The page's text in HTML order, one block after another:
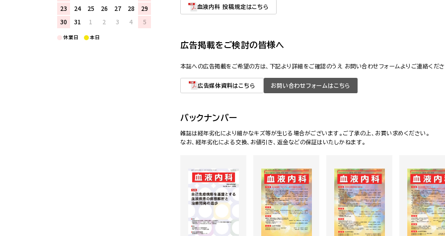
23
24 25 26 27 28
29
30
31 1 2 3 4 5
休業日 本日
血液内科 投稿規定はこちら
広告掲載をご検討の皆様へ
本誌への広告掲載をご希望の方は、下記より詳細をご確認のうえ お問い合わせフォームよりご連絡くださ
広告媒体資料はこちら お問い合わせフォームはこちら
バックナンバー
雑誌は経年劣化により細かなキズ等が生じる場合がございます。ご了承の上、お買い求めください。
なお、経年劣化による交換、お値引き、返金などの保証はいたしかねます。